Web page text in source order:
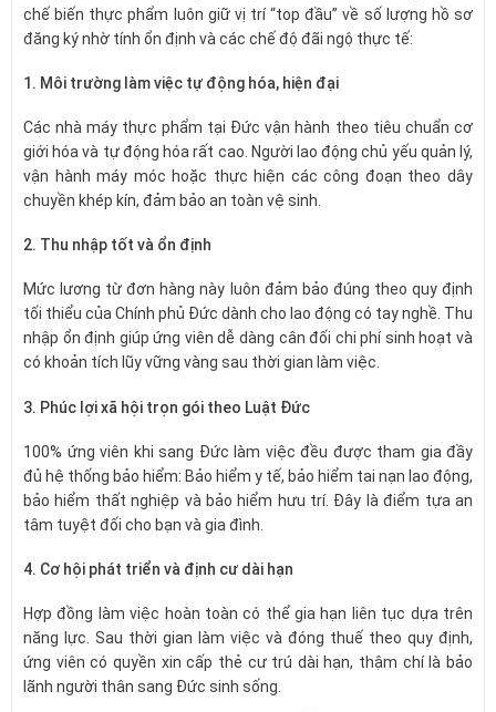
chế biến thực phẩm luôn giữ vị trí “top đầu” về số lượng hồ sơ
đăng ký nhờ tính ổn định và các chế độ đãi ngộ thực tế:
1. Môi trường làm việc tự động hóa, hiện đại
Các nhà máy thực phẩm tại Đức vận hành theo tiêu chuẩn cơ
giới hóa và tự động hóa rất cao. Người lao động chủ yếu quản lý,
vận hành máy móc hoặc thực hiện các công đoạn theo dây
chuyền khép kín, đảm bảo an toàn vệ sinh.
2. Thu nhập tốt và ổn định
Mức lương từ đơn hàng này luôn đảm bảo đúng theo quy định
tối thiểu của Chính phủ Đức dành cho lao động có tay nghề. Thu
nhập ổn định giúp ứng viên dễ dàng cân đối chi phí sinh hoạt và
có khoản tích lũy vững vàng sau thời gian làm việc.
3. Phúc lợi xã hội trọn gói theo Luật Đức
100% ứng viên khi sang Đức làm việc đều được tham gia đầy
đủ hệ thống bảo hiểm: Bảo hiểm y tế, bảo hiểm tai nạn lao động,
bảo hiểm thất nghiệp và bảo hiểm hưu trí. Đây là điểm tựa an
tâm tuyệt đối cho bạn và gia đình.
4. Cơ hội phát triển và định cư dài hạn
Hợp đồng làm việc hoàn toàn có thể gia hạn liên tục dựa trên
năng lực. Sau thời gian làm việc và đóng thuế theo quy định,
ứng viên có quyền xin cấp thẻ cư trú dài hạn, thậm chí là bảo
lãnh người thân sang Đức sinh sống.